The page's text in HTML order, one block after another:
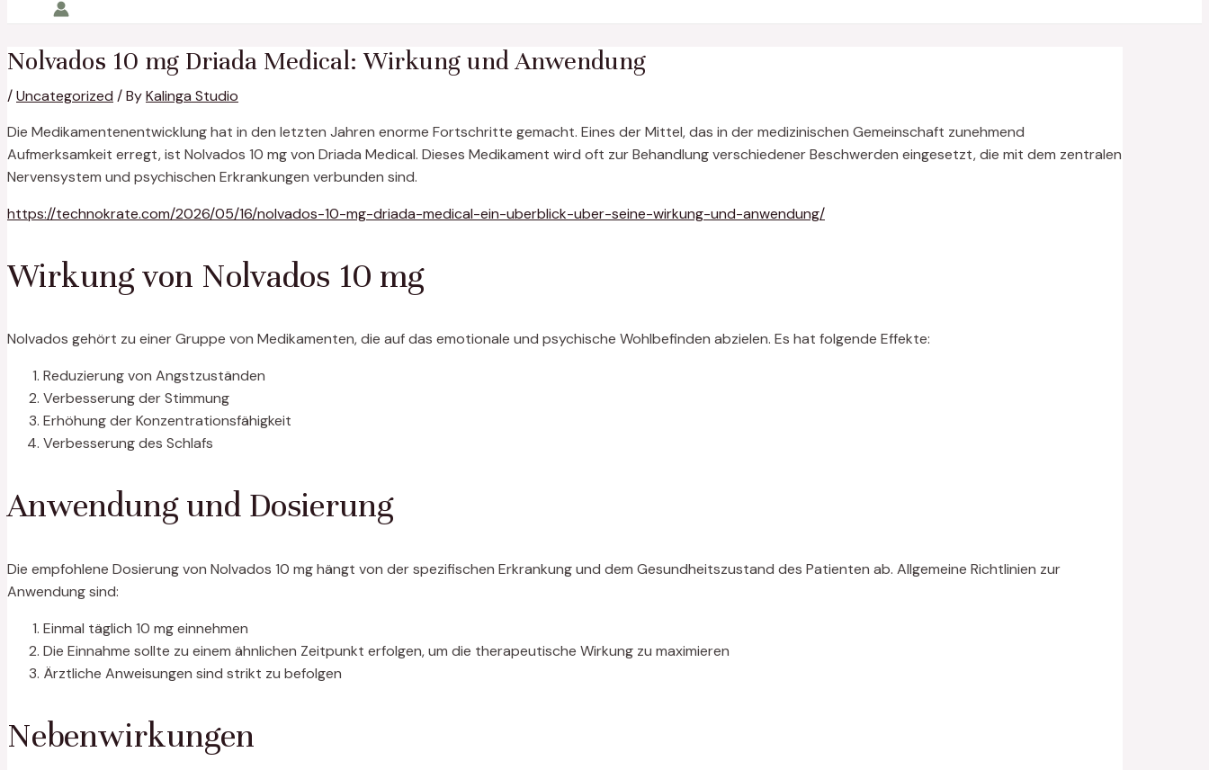
Nolvados 10 mg Driada Medical: Wirkung und Anwendung
/Uncategorized / ByKalinga Studio
Die Medikamentenentwicklung hat in den letzten Jahren enorme Fortschritte gemacht. Eines der Mittel, das in der medizinischen Gemeinschaft zunehmend
Aufmerksamkeit erregt, ist Nolvados 10 mg von Driada Medical. Dieses Medikament wird oft zur Behandlung verschiedener Beschwerden eingesetzt, die mit dem zentralen
Nervensystem und psychischen Erkrankungen verbunden sind.
https://technokrate.com/2026/05/16/nolvados-10-mg-driada-medical-ein-uberblick-uber-seine-wirkung-und-anwendung/
Wirkung von Nolvados 10 mg
Nolvados gehört zu einer Gruppe von Medikamenten, die auf das emotionale und psychische Wohlbefinden abzielen. Es hat folgende Effekte:
Reduzierung von Angstzuständen
Verbesserung der Stimmung
Erhöhung der Konzentrationsfähigkeit
Verbesserung des Schlafs
Anwendung und Dosierung
Die empfohlene Dosierung von Nolvados 10 mg hängt von der spezifischen Erkrankung und dem Gesundheitszustand des Patienten ab. Allgemeine Richtlinien zur
Anwendung sind:
Einmal täglich 10 mg einnehmen
Die Einnahme sollte zu einem ähnlichen Zeitpunkt erfolgen, um die therapeutische Wirkung zu maximieren
Ärztliche Anweisungen sind strikt zu befolgen
Nebenwirkungen